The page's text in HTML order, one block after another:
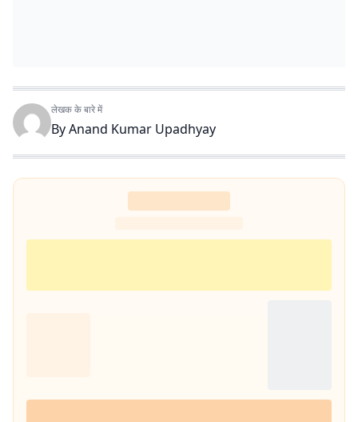
लेखक के बारे में
ByAnand Kumar Upadhyay